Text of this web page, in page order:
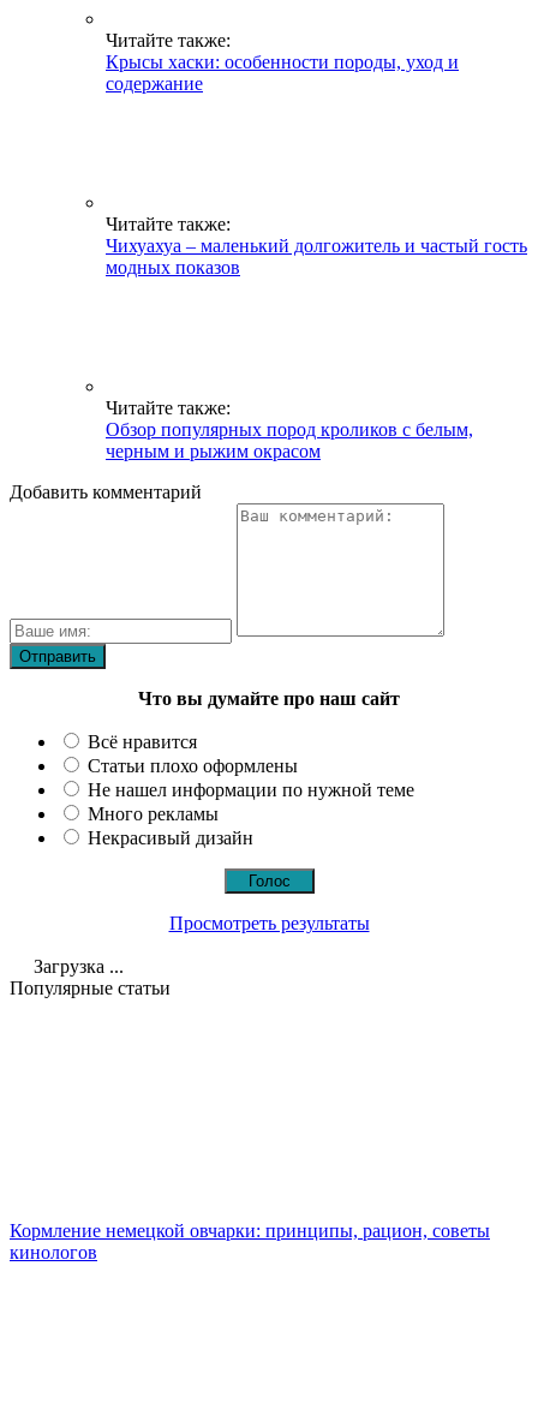
Читайте также:
Крысы хаски: особенности породы, уход и
содержание
Читайте также:
Чихуахуа – маленький долгожитель и частый гость
модных показов
Читайте также:
Обзор популярных пород кроликов с белым,
черным и рыжим окрасом
Добавить комментарий
Что вы думайте про наш сайт
Всё нравится
Статьи плохо оформлены
Не нашел информации по нужной теме
Много рекламы
Некрасивый дизайн
Просмотреть результаты
Загрузка ...
Популярные статьи
Кормление немецкой овчарки: принципы, рацион, советы
кинологов